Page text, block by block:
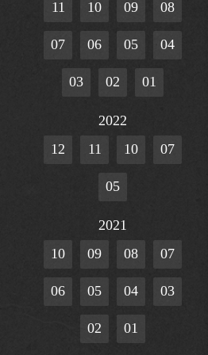
11 10 09 08
07 06 05 04
03 02 01
2022
12
11 10 07
05
2021
10
09 08 07
06 05 04 03
02 01